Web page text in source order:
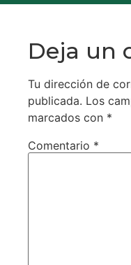
Deja un
Tu dirección de
publicada. Los
marcados con *
Comentario *